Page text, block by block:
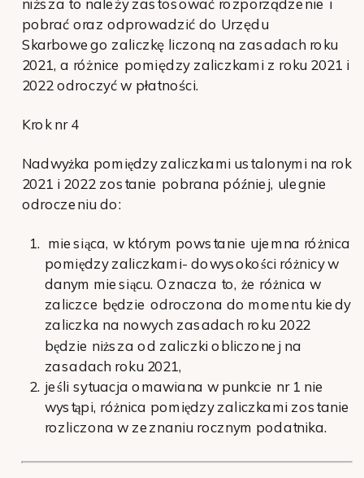
pobrać oraz odprowadzić do Urzędu
Skarbowego zaliczkę liczoną na zasadach roku
2021, a różnice pomiędzy zaliczkami z roku 2021 i
2022 odroczyć w płatności.
Krok nr 4
Nadwyżka pomiędzy zaliczkami ustalonymi na rok
2021 i 2022 zostanie pobrana później, ulegnie
odroczeniu do:
miesiąca, w którym powstanie ujemna różnica
pomiędzy zaliczkami- dowysokości różnicy w
danym miesiącu. Oznacza to, że różnica w
zaliczce będzie odroczona do momentu kiedy
zaliczka na nowych zasadach roku 2022
będzie niższa od zaliczki obliczonej na
zasadach roku 2021,
jeśli sytuacja omawiana w punkcie nr 1 nie
wystąpi, różnica pomiędzy zaliczkami zostanie
rozliczona w zeznaniu rocznym podatnika.